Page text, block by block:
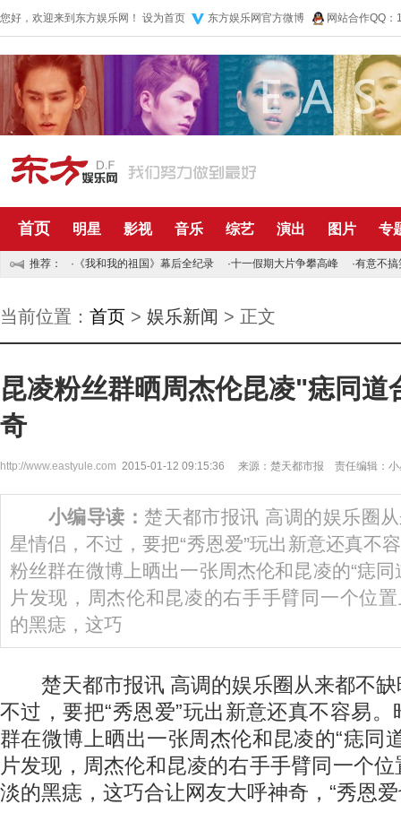
您好，欢迎来到东方娱乐网！ 设为首页 东方娱乐网官方微博 网站合作QQ
首页 明星 影视 音乐 综艺 演出 图片 专
推荐： · 《我和我的祖国》幕后全纪录 ·十一假期大片争攀高峰 ·有意不搞
当前位置： 首页 > 娱乐新闻 > 正文
昆凌粉丝群晒周杰伦昆凌"痣同道
奇
http://www.eastyule.com 2015-01-12 09:15:36 来源：楚天都市报 责任编辑：小
小编导读： 楚天都市报讯 高调的娱乐圈
星情侣，不过，要把“秀恩爱”玩出新意还真不
粉丝群在微博上晒出一张周杰伦和昆凌的“痣
片发现，周杰伦和昆凌的右手手臂同一个位
的黑痣，这巧
楚天都市报讯 高调的娱乐圈从来都不缺
不过，要把“秀恩爱”玩出新意还真不容易
群在微博上晒出一张周杰伦和昆凌的“痣同
片发现，周杰伦和昆凌的右手手臂同一个
淡的黑痣，这巧合让网友大呼神奇，“秀恩